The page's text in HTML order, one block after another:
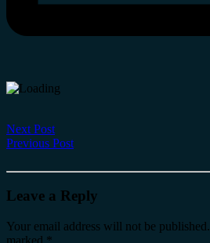
Next Post
Previous Post
Leave a Reply
Your email address will not be published.
marked *